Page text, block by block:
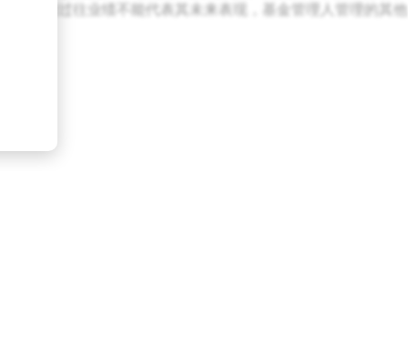
基金的过往业绩不能代表其未来表现，基金管理人管理的其他